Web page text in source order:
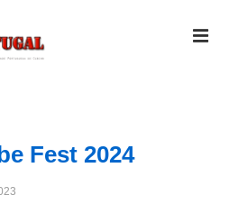
Fest 2024